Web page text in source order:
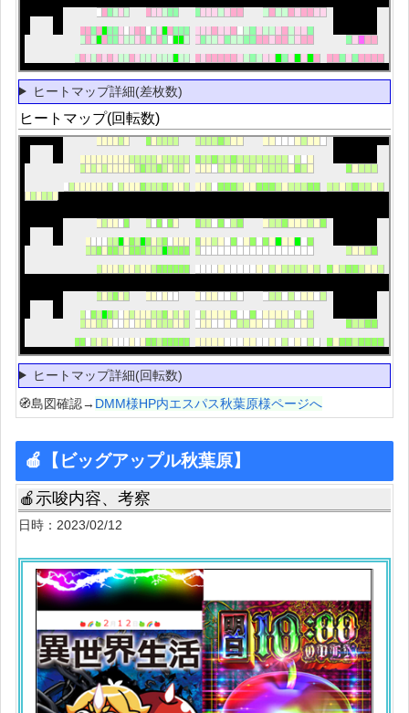
ヒートマップ詳細(差枚数)
ヒートマップ(回転数)
ヒートマップ詳細(回転数)
🧭島図確認→ DMM様HP内エスパス秋葉原様ページへ
🍎【ビッグアップル秋葉原】
🍎示唆内容、考察
日時：2023/02/12